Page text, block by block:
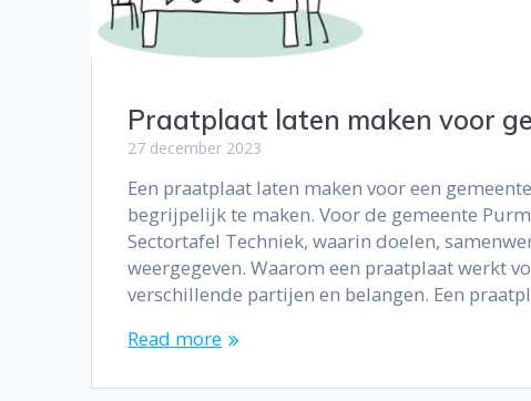
Praatplaat laten maken voor
27 december 2023
Een praatplaat laten maken voor een
begrijpelijk te maken. Voor de gemeente
Sectortafel Techniek, waarin doelen,
weergegeven. Waarom een praatplaat werkt
verschillende partijen en belangen. Een
Read more